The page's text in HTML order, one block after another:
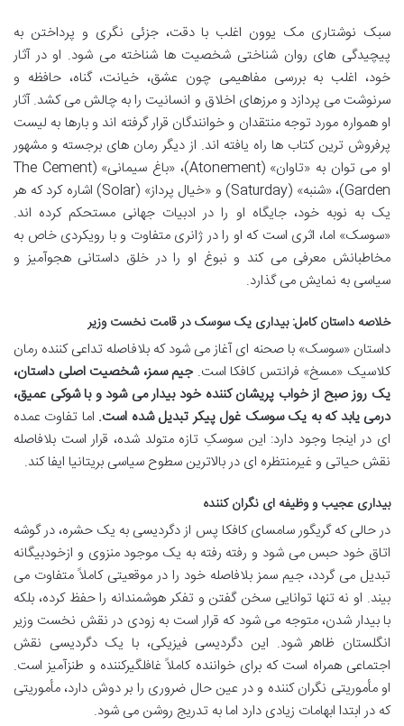
سبک نوشتاری مک یوون اغلب با دقت، جزئی نگری و پرداختن به
پیچیدگی های روان شناختی شخصیت ها شناخته می شود. او در آثار
خود، اغلب به بررسی مفاهیمی چون عشق، خیانت، گناه، حافظه و
سرنوشت می پردازد و مرزهای اخلاق و انسانیت را به چالش می کشد. آثار
او همواره مورد توجه منتقدان و خوانندگان قرار گرفته اند و بارها به لیست
پرفروش ترین کتاب ها راه یافته اند. از دیگر رمان های برجسته و مشهور
او می توان به «تاوان» (Atonement)، «باغ سیمانی» (The Cement
Garden)، «شنبه» (Saturday) و «خیال پرداز» (Solar) اشاره کرد که هر
یک به نوبه خود، جایگاه او را در ادبیات جهانی مستحکم کرده اند.
«سوسک» اما، اثری است که او را در ژانری متفاوت و با رویکردی خاص به
مخاطبانش معرفی می کند و نبوغ او را در خلق داستانی هجوآمیز و
سیاسی به نمایش می گذارد.
خلاصه داستان کامل: بیداری یک سوسک در قامت نخست وزیر
داستان «سوسک» با صحنه ای آغاز می شود که بلافاصله تداعی کننده رمان
کلاسیک «مسخ» فرانتس کافکا است.جیم سمز، شخصیت اصلی داستان،
یک روز صبح از خواب پریشان کننده خود بیدار می شود و با شوکی عمیق،
درمی یابد که به یک سوسک غول پیکر تبدیل شده است. اما تفاوت عمده
ای در اینجا وجود دارد: این سوسکِ تازه متولد شده، قرار است بلافاصله
نقش حیاتی و غیرمنتظره ای در بالاترین سطوح سیاسی بریتانیا ایفا کند.
بیداری عجیب و وظیفه ای نگران کننده
در حالی که گریگور سامسای کافکا پس از دگردیسی به یک حشره، در گوشه
اتاق خود حبس می شود و رفته رفته به یک موجود منزوی و ازخودبیگانه
تبدیل می گردد، جیم سمز بلافاصله خود را در موقعیتی کاملاً متفاوت می
بیند. او نه تنها توانایی سخن گفتن و تفکر هوشمندانه را حفظ کرده، بلکه
با بیدار شدن، متوجه می شود که قرار است به زودی در نقش نخست وزیر
انگلستان ظاهر شود. این دگردیسی فیزیکی، با یک دگردیسی نقش
اجتماعی همراه است که برای خواننده کاملاً غافلگیرکننده و طنزآمیز است.
او مأموریتی نگران کننده و در عین حال ضروری را بر دوش دارد، مأموریتی
که در ابتدا ابهامات زیادی دارد اما به تدریج روشن می شود.